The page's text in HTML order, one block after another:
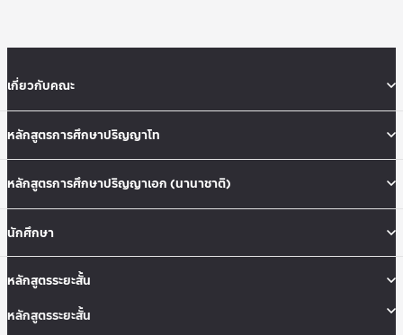
เกี่ยวกับคณะ
หลักสูตรการศึกษาปริญญาโท
หลักสูตรการศึกษาปริญญาเอก (นานาชาติ)
นักศึกษา
หลักสูตรระยะสั้น
หลักสูตรระยะสั้น